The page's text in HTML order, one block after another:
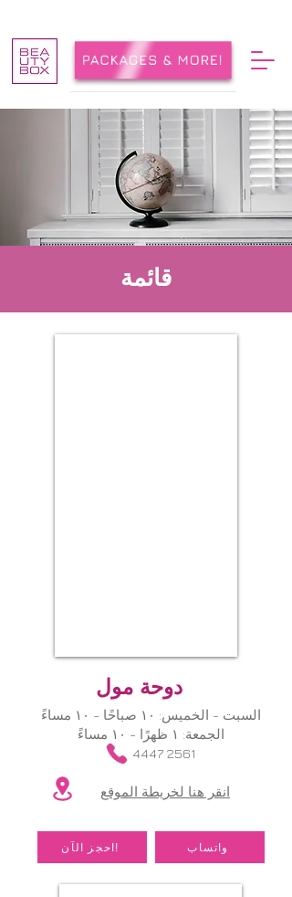
قائمة
دوحة مول
السبت - الخميس: ١٠ صباحًا - ١٠ مساءً
الجمعة: ١ ظهرًا - ١٠ مساءً
​ 4447 2561
​ انقر هنا لخريطة الموقع
احجز الآن! واتساب